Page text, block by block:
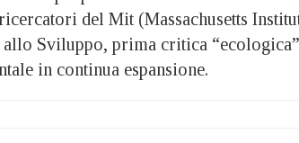
del Mit (Massachusetts
Sviluppo, prima critica “ecologica”
in continua espansione.